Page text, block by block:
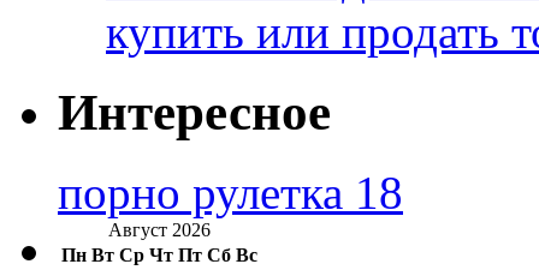
купить или продать
Интересное
порно рулетка 18
Август 2026
Пн Вт Ср Чт Пт Сб Вс